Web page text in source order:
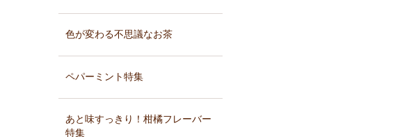
色が変わる不思議なお茶
ペパーミント特集
あと味すっきり！柑橘フレーバー
特集